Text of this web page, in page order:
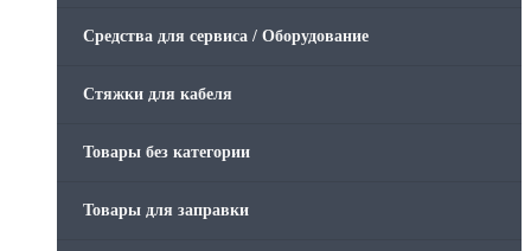
Средства для сервиса / Оборудование
Стяжки для кабеля
Товары без категории
Товары для заправки